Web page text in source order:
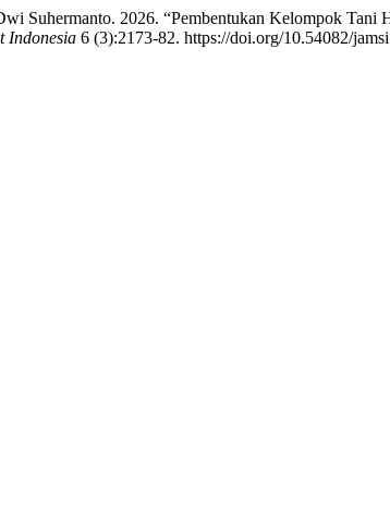
Suhermanto. 2026. “Pembentukan Kelompok
Indonesia 6 (3):2173-82. https://doi.org/10.54082/